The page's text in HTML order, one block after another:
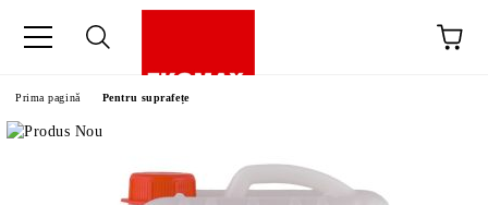
Prima pagină Pentru suprafețe